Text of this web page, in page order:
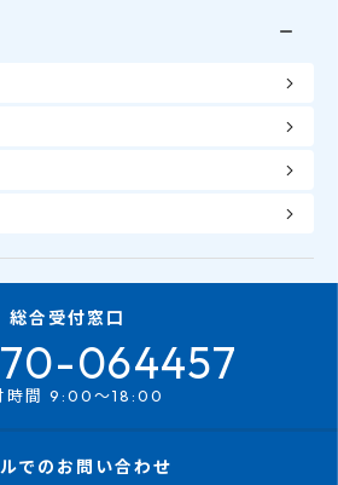
総合受付窓口
064457
時間 9:00～18:00
でのお問い合わせ